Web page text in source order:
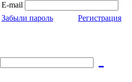
E-mail
Забыли пароль
Регистрация